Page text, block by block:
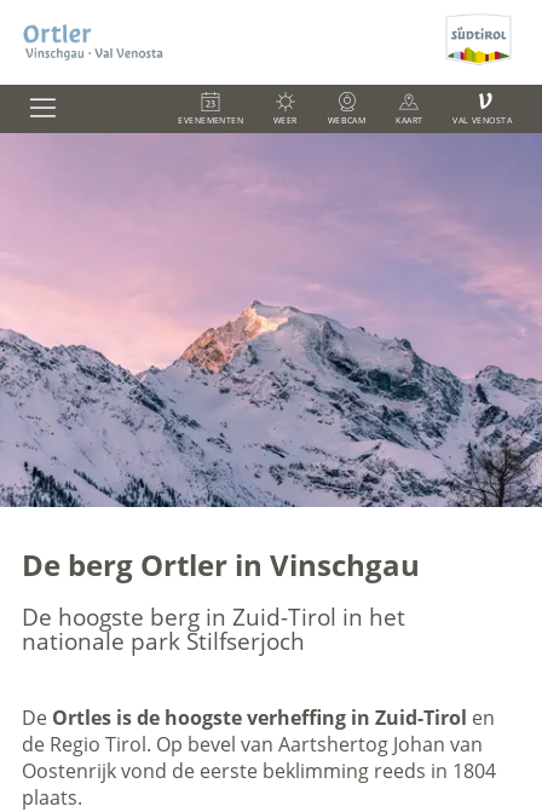
EVENEMENTEN WEER WEBCAM KAART
V
VAL VENOSTA
De berg Ortler in Vinschgau
De hoogste berg in Zuid-Tirol in het
nationale park Stilfserjoch
De Ortles is de hoogste verheffing in Zuid-Tirol en
de Regio Tirol. Op bevel van Aartshertog Johan van
Oostenrijk vond de eerste beklimming reeds in 1804
plaats.